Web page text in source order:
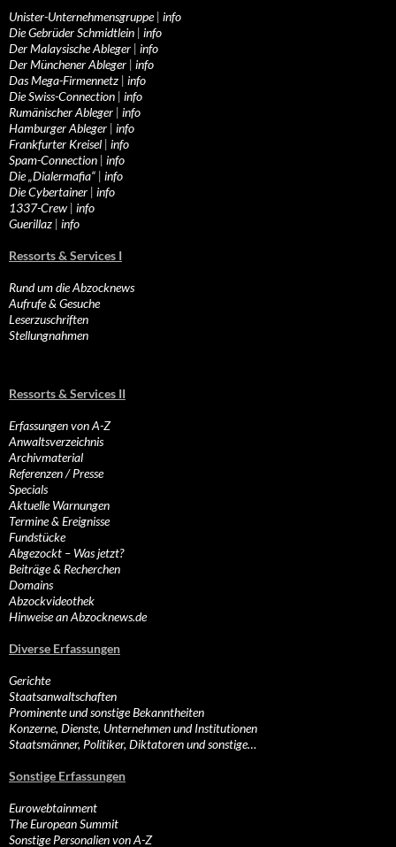
Unister-Unternehmensgruppe| info
Die Gebrüder Schmidtlein | info
Der Malaysische Ableger | info
Der Münchener Ableger | info
Das Mega-Firmennetz | info
Die Swiss-Connection | info
Rumänischer Ableger | info
Hamburger Ableger | info
Frankfurter Kreisel | info
Spam-Connection | info
Die „Dialermafia“ | info
Die Cybertainer | info
1337-Crew | info
Guerillaz | info
Ressorts & Services I
Rund um die Abzocknews
Aufrufe & Gesuche
Leserzuschriften
Stellungnahmen
Ressorts & Services II
Erfassungen von A-Z
Anwaltsverzeichnis
Archivmaterial
Referenzen / Presse
Specials
Aktuelle Warnungen
Termine & Ereignisse
Fundstücke
Abgezockt – Was jetzt?
Beiträge & Recherchen
Domains
Abzockvideothek
Hinweise an Abzocknews.de
Diverse Erfassungen
Gerichte
Staatsanwaltschaften
Prominente und sonstige Bekanntheiten
Konzerne, Dienste, Unternehmen und Institutionen
Staatsmänner, Politiker, Diktatoren und sonstige…
Sonstige Erfassungen
Eurowebtainment
The European Summit
Sonstige Personalien von A-Z